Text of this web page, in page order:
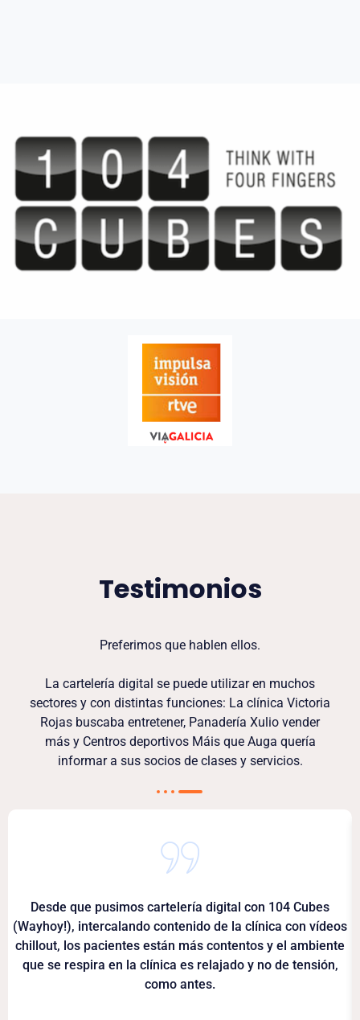
Testimonios
Preferimos que hablen ellos.
La cartelería digital se puede utilizar en muchos
sectores y con distintas funciones: La clínica Victoria
Rojas buscaba entretener, Panadería Xulio vender
más y Centros deportivos Máis que Auga quería
informar a sus socios de clases y servicios.
Desde que pusimos cartelería digital con 104 Cubes
(Wayhoy!), intercalando contenido de la clínica con vídeos
chillout, los pacientes están más contentos y el ambiente
que se respira en la clínica es relajado y no de tensión,
como antes.